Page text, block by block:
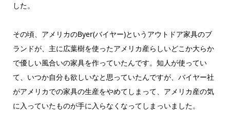
した。
その頃、アメリカのByer(バイヤー)というアウトドア家具のブ
ランドが、主に広葉樹を使ったアメリカ産らしいどこか大らか
で優しい風合いの家具を作っていたんです。知人が使ってい
て、いつか自分も欲しいなと思っていたんですが、バイヤー社
がアメリカでの家具の生産をやめてしまって、アメリカ産の気
に入っていたものが手に入らなくなってしまっいました。